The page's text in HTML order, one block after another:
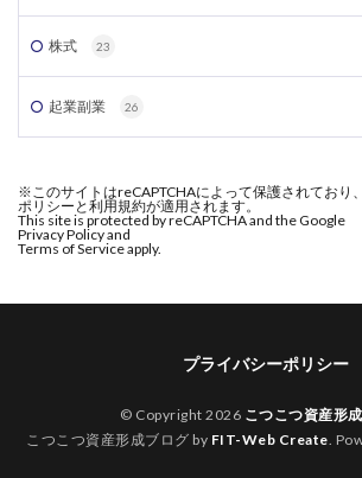
株式 23
起業副業 26
※このサイトはreCAPTCHAによって保護されており
ポリシーと利用規約が適用されます。
This site is protected by reCAPTCHA and the Google
Privacy Policy and
Terms of Service apply.
プライバシーポリシー
© Copyright 2026 こつこつ資産形
こつこつ資産形成ブログ by FIT-Web Create .